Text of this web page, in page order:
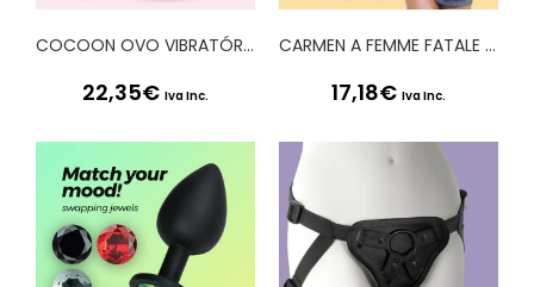
COCOON OVO VIBRATÓRIO RECARREGÁVEL COM COMANDO À DISTÂNCIA CRUSHIOUS ROXO
22,35€ Iva Inc.
CARMEN A FEMME FATALE BONECA INSUFLÁVEL MULATA CRUSHIOUS
17,18€ Iva Inc.